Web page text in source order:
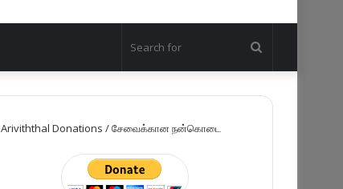
for
Ariviththal Donations / சேவைக்கான நன்கொடை